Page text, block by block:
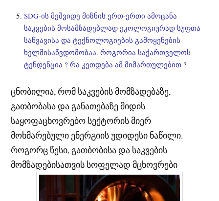
SDG-ის მეშვიდე მიზნის ერთ-ერთი ამოცანა
საკვების მოსამზადებლად ეკოლოგიურად სუფთა
საწვავისა და ტექნოლოგიების გამოყენების
ხელმისაწვდომობაა. როგორია საქართველოს
ტენდენცია ? რა კეთდება ამ მიმართულებით ?
ცნობილია, რომ საკვების მომზადებაზე,
გათბობასა და განათებაზე მიდის
საყოფაცხოვრებო სექტორის მიერ
მოხმარებული ენერგიის უდიდესი ნაწილი.
როგორც წესი, გათბობისა და საკვების
მომზადებისათვის სოფელად მცხოვრები